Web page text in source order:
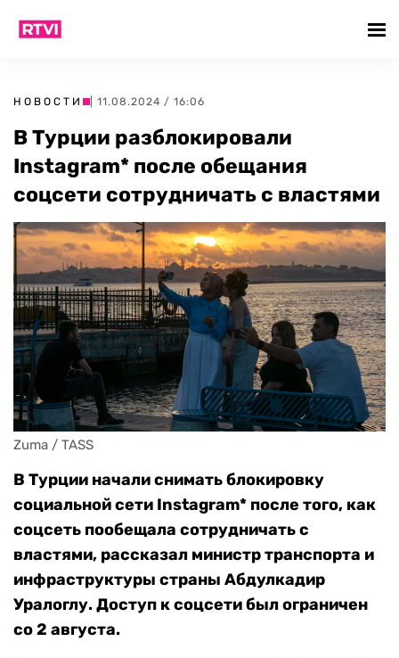
НОВОСТИ | 11.08.2024 / 16:06
В Турции разблокировали
Instagram* после обещания
соцсети сотрудничать с властями
Zuma / TASS
В Турции начали снимать блокировку
социальной сети Instagram* после того, как
соцсеть пообещала сотрудничать с
властями, рассказал министр транспорта и
инфраструктуры страны Абдулкадир
Уралоглу. Доступ к соцсети был ограничен
со 2 августа.